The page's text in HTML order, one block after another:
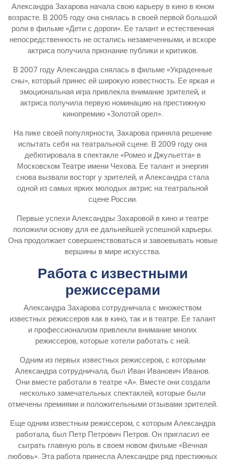
Александра Захарова начала свою карьеру в кино в юном
возрасте. В 2005 году она снялась в своей первой большой
роли в фильме «Дети с дороги». Ее талант и естественная
непосредственность не остались незамеченными, и вскоре
актриса получила признание публики и критиков.
В 2007 году Александра снялась в фильме «Украденные
сны», который принес ей широкую известность. Ее яркая и
эмоциональная игра привлекла внимание зрителей, и
актриса получила первую номинацию на престижную
кинопремию «Золотой орел».
На пике своей популярности, Захарова приняла решение
испытать себя на театральной сцене. В 2009 году она
дебютировала в спектакле «Ромео и Джульетта» в
Московском Театре имени Чехова. Ее талант и энергия
снова вызвали восторг у зрителей, и Александра стала
одной из самых ярких молодых актрис на театральной
сцене России.
Первые успехи Александры Захаровой в кино и театре
положили основу для ее дальнейшей успешной карьеры.
Она продолжает совершенствоваться и завоевывать новые
вершины в мире искусства.
Работа с известными
режиссерами
Александра Захарова сотрудничала с множеством
известных режиссеров как в кино, так и в театре. Ее талант
и профессионализм привлекли внимание многих
режиссеров, которые хотели работать с ней.
Одним из первых известных режиссеров, с которыми
Александра сотрудничала, был Иван Иванович Иванов.
Они вместе работали в театре «А». Вместе они создали
несколько замечательных спектаклей, которые были
отмечены премиями и положительными отзывами зрителей.
Еще одним известным режиссером, с которым Александра
работала, был Петр Петрович Петров. Он пригласил ее
сыграть главную роль в своем новом фильме «Вечная
любовь». Эта работа принесла Александре ряд престижных